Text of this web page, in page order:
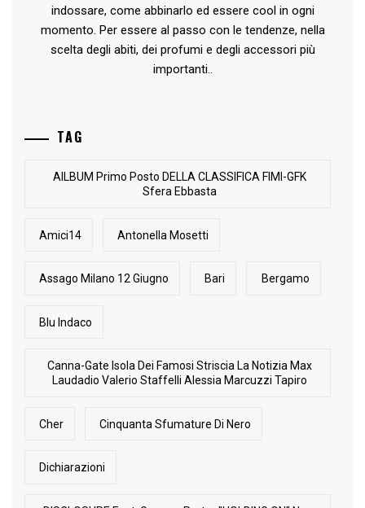
indossare, come abbinarlo ed essere cool in ogni
momento. Per essere al passo con le tendenze, nella
scelta degli abiti, dei profumi e degli accessori più
importanti..
TAG
AlLBUM Primo Posto DELLA CLASSIFICA FIMI-GFK
Sfera Ebbasta
Amici14 Antonella Mosetti
Assago Milano 12 Giugno Bari Bergamo
Blu Indaco
Canna-Gate Isola Dei Famosi Striscia La Notizia Max
Laudadio Valerio Staffelli Alessia Marcuzzi Tapiro
Cher Cinquanta Sfumature Di Nero
Dichiarazioni